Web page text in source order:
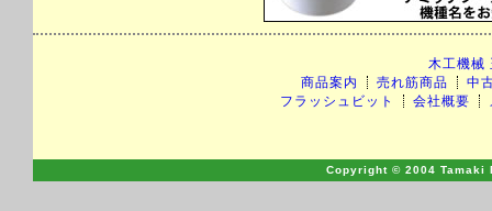
木工機械
商品案内
売れ筋商品
中
フラッシュビット
会社概要
Copyright © 2004